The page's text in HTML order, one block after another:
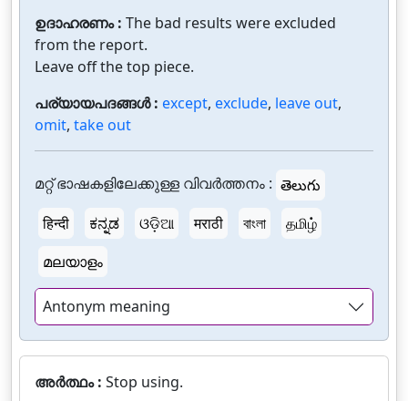
ഉദാഹരണം : The bad results were excluded
from the report.
Leave off the top piece.
പര്യായപദങ്ങൾ : except, exclude, leave out,
omit, take out
മറ്റ് ഭാഷകളിലേക്കുള്ള വിവർത്തനം : తెలుగు
हिन्दी
ಕನ್ನಡ ଓଡ଼ିଆ मराठी বাংলা
தமிழ்
മലയാളം
Antonym meaning
അർത്ഥം : Stop using.